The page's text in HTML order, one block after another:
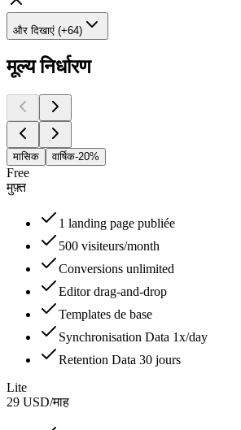
और दिखाएं (+64)
मूल्य निर्धारण
मासिक वार्षिक-20%
Free
मुफ़्त
1 landing page publiée
500 visiteurs/month
Conversions unlimited
Editor drag-and-drop
Templates de base
Synchronisation Data 1x/day
Retention Data 30 jours
Lite
29 USD/माह